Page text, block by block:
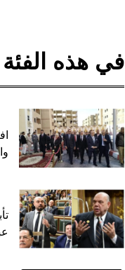
في هذه الفئة